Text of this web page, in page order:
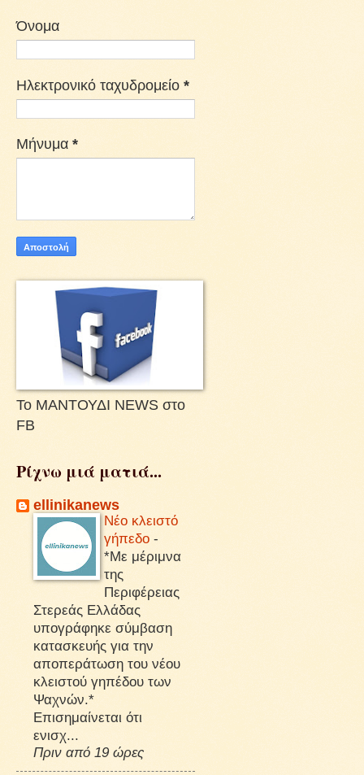
Όνομα
Ηλεκτρονικό ταχυδρομείο *
Μήνυμα *
Το ΜΑΝΤΟΥΔΙ NEWS στο
FB
Ρίχνω μιά ματιά...
ellinikanews
Νέο κλειστό
γήπεδο -
*Με μέριμνα
της
Περιφέρειας
Στερεάς Ελλάδας
υπογράφηκε σύμβαση
κατασκευής για την
αποπεράτωση του νέου
κλειστού γηπέδου των
Ψαχνών.*
Επισημαίνεται ότι
ενισχ...
Πριν από 19 ώρες